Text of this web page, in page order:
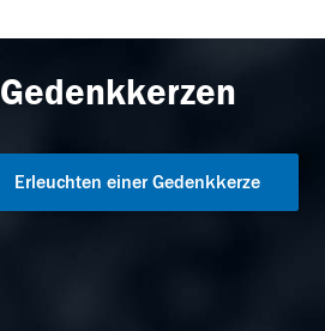
Gedenkkerzen
Erleuchten einer Gedenkkerze